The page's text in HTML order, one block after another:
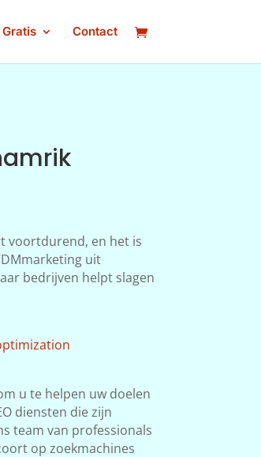
Gratis Contact
voortdurend, en het is
uit
bedrijven helpt slagen
u te helpen uw doelen
diensten die zijn
team van professionals
op zoekmachines